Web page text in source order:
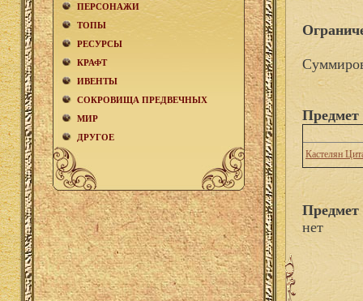
ПЕРСОНАЖИ
ТОПЫ
РЕСУРСЫ
КРАФТ
ИВЕНТЫ
СОКРОВИЩА ПРЕДВЕЧНЫХ
МИР
ДРУГОЕ
Предмет
Кастелян
нет